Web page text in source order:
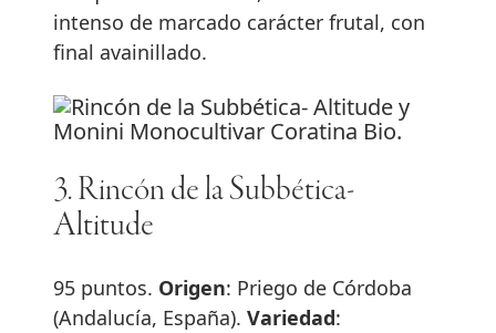
intenso de marcado carácter frutal, con
final avainillado.
3. Rincón de la Subbética-
Altitude
95 puntos. Origen: Priego de Córdoba
(Andalucía, España). Variedad: